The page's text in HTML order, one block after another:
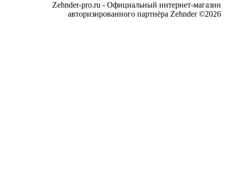
Zehnder-pro.ru - Официальный интернет-магазин
авторизированного партнёра Zehnder ©2026